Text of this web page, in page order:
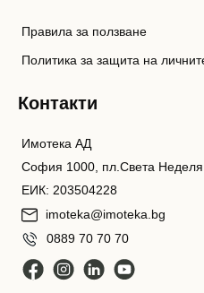
Правила за ползване
Политика за защита на
Контакти
Имотека АД
София 1000, пл.Света Неделя
ЕИК: 203504228
imoteka@imoteka.bg
0889 70 70 70